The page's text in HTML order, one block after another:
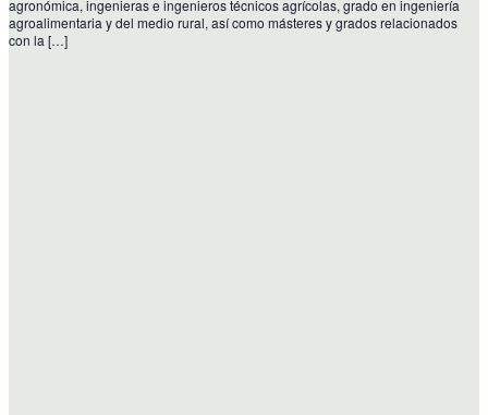
agronómica, ingenieras e ingenieros técnicos agrícolas, grado en ingeniería
agroalimentaria y del medio rural, así como másteres y grados relacionados
con la […]